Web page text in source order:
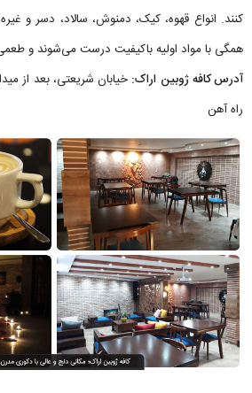
کنند. انواع قهوه، کیک، دمنوش، سالاد، دسر و
همگی با مواد اولیه باکیفیت درست می‌شوند و
آدرس کافه ژوبین اراک: خیابان شریعتی، بعد از
راه آهن